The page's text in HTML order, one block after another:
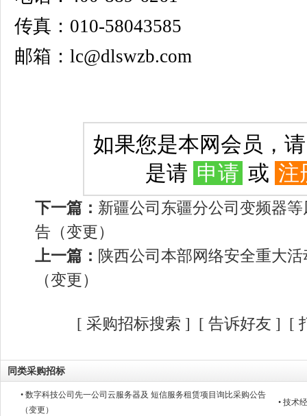
传真：010-58043585
邮箱：lc@dlswzb.com
如果您是本网会员，
是请 申请 或 注
下一篇： 新疆公司东疆分公司变频器
告（变更）
上一篇： 陕西公司本部网络安全重大
（变更）
[ 采购招标搜索 ] [ 告诉好友 ] [
同类采购招标
• 数字科技公司先一公司云服务器及 短信服务租赁项目询比采购公告
（变更）
• 技术